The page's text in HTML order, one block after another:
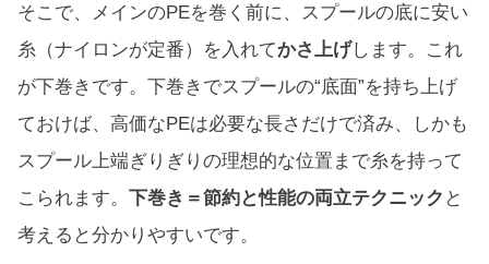
そこで、メインのPEを巻く前に、スプールの底に安い
糸（ナイロンが定番）を入れてかさ上げします。これ
が下巻きです。下巻きでスプールの“底面”を持ち上げ
ておけば、高価なPEは必要な長さだけで済み、しかも
スプール上端ぎりぎりの理想的な位置まで糸を持って
こられます。 下巻き＝節約と性能の両立テクニック と
考えると分かりやすいです。